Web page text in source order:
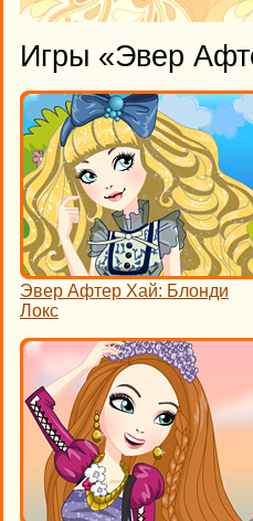
Игры «Эвер
Эвер Афтер Хай: Блонди
Локс